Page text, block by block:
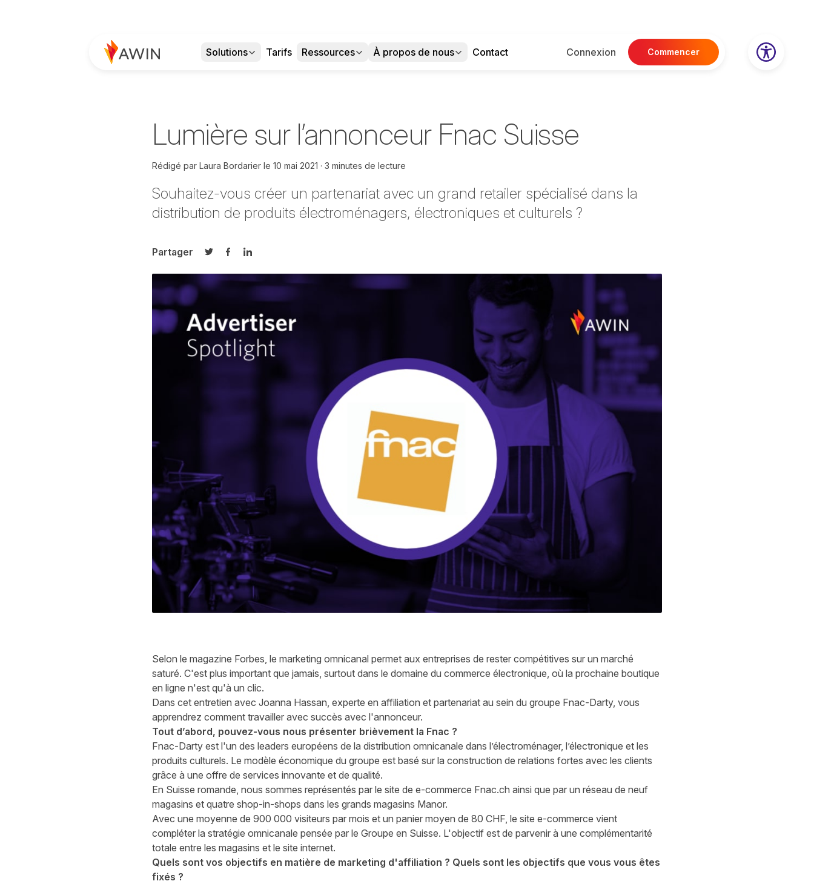
Solutions Tarifs Ressources À propos de nous Contact Connexion Commencer
Lumière sur l’annonceur Fnac Suisse
Rédigé par Laura Bordarierle 10 mai 2021 3 minutes de lecture
Souhaitez-vous créer un partenariat avec un grand retailer spécialisé dans la
distribution de produits électroménagers, électroniques et culturels ?
Partager
Partager sur Twitter
Partager sur Facebook
Partager sur LinkedIn
Selon le magazine Forbes, le marketing omnicanal permet aux entreprises de rester compétitives sur un marché
saturé. C'est plus important que jamais, surtout dans le domaine du commerce électronique, où la prochaine boutique
en ligne n'est qu'à un clic.
Dans cet entretien avec Joanna Hassan, experte en affiliation et partenariat au sein du groupe Fnac-Darty, vous
apprendrez comment travailler avec succès avec l'annonceur.
Tout d’abord, pouvez-vous nous présenter brièvement la Fnac ?
Fnac-Darty est l'un des leaders européens de la distribution omnicanale dans l’électroménager, l’électronique et les
produits culturels. Le modèle économique du groupe est basé sur la construction de relations fortes avec les clients
grâce à une offre de services innovante et de qualité.
En Suisse romande, nous sommes représentés par le site de e-commerce Fnac.ch ainsi que par un réseau de neuf
magasins et quatre shop-in-shops dans les grands magasins Manor.
Avec une moyenne de 900 000 visiteurs par mois et un panier moyen de 80 CHF, le site e-commerce vient
compléter la stratégie omnicanale pensée par le Groupe en Suisse. L'objectif est de parvenir à une complémentarité
totale entre les magasins et le site internet.
Quels sont vos objectifs en matière de marketing d'affiliation ? Quels sont les objectifs que vous vous êtes
fixés ?